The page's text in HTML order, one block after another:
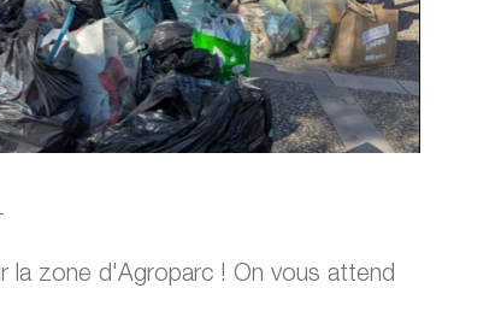
la zone d'Agroparc ! On vous attend